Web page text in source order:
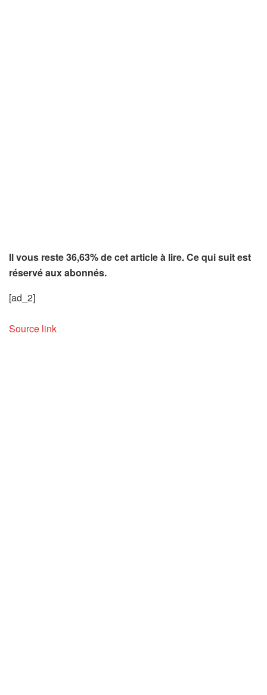
Il vous reste 36,63% de cet article à lire. Ce qui suit est
réservé aux abonnés.
[ad_2]
Source link